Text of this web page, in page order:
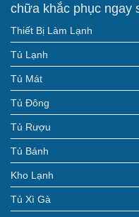
chữa khắc phục ngay
Thiết Bị Làm Lạnh
Tủ Lạnh
Tủ Mát
Tủ Đông
Tủ Rượu
Tủ Bánh
Kho Lạnh
Tủ Xì Gà